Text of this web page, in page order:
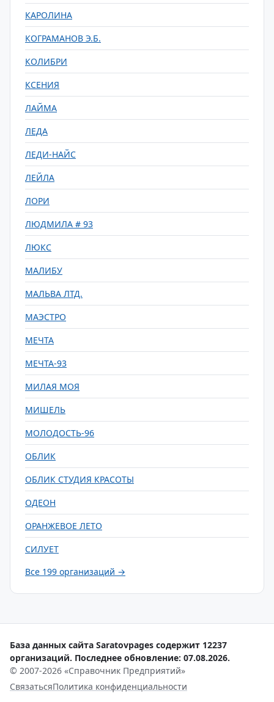
КАРОЛИНА
КОГРАМАНОВ Э.Б.
КОЛИБРИ
КСЕНИЯ
ЛАЙМА
ЛЕДА
ЛЕДИ-НАЙС
ЛЕЙЛА
ЛОРИ
ЛЮДМИЛА # 93
ЛЮКС
МАЛИБУ
МАЛЬВА ЛТД.
МАЭСТРО
МЕЧТА
МЕЧТА-93
МИЛАЯ МОЯ
МИШЕЛЬ
МОЛОДОСТЬ-96
ОБЛИК
ОБЛИК СТУДИЯ КРАСОТЫ
ОДЕОН
ОРАНЖЕВОЕ ЛЕТО
СИЛУЕТ
Все 199 организаций →
База данных сайта Saratovpages содержит 12237
организаций. Последнее обновление: 07.08.2026.
© 2007-2026 «Справочник Предприятий»
СвязатьсяПолитика конфиденциальности